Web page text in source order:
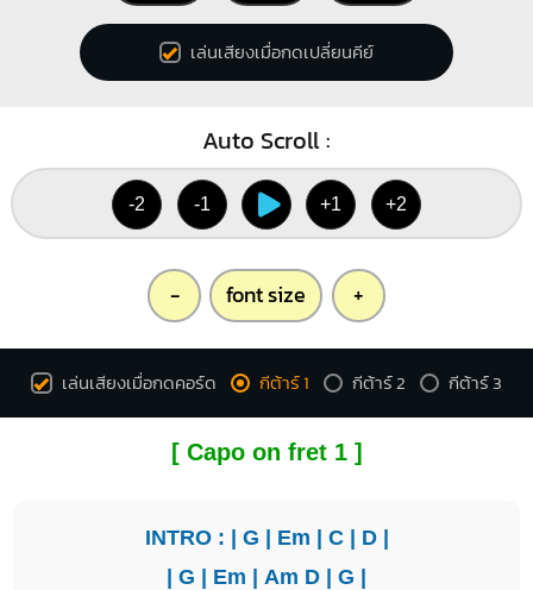
เล่นเสียงเมื่อกดเปลี่ยนคีย์
Auto Scroll :
-2 -1 +1 +2
- font size +
เล่นเสียงเมื่อกดคอร์ด กีต้าร์ 1 กีต้าร์ 2 กีต้าร์ 3
[ Capo on fret 1 ]
INTRO : | G | Em | C| D|
| G | Em | Am D | G |